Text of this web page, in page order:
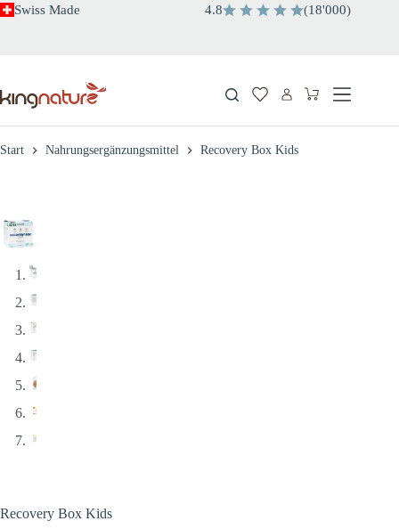
ZumSwiss Made 4.8 (18'000)
Warenkorb
Start Nahrungsergänzungsmittel Recovery Box Kids
Recovery Box Kids